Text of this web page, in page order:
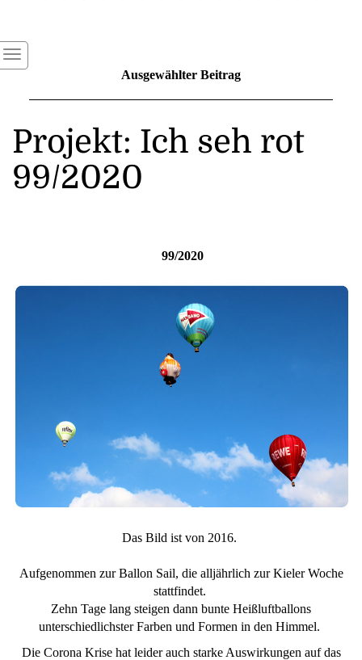
Ausgewählter Beitrag
Projekt: Ich seh rot
99/2020
99/2020
Das Bild ist von 2016.
Aufgenommen zur Ballon Sail, die alljährlich zur Kieler Woche
stattfindet.
Zehn Tage lang steigen dann bunte Heißluftballons
unterschiedlichster Farben und Formen in den Himmel.
Die Corona Krise hat leider auch starke Auswirkungen auf das